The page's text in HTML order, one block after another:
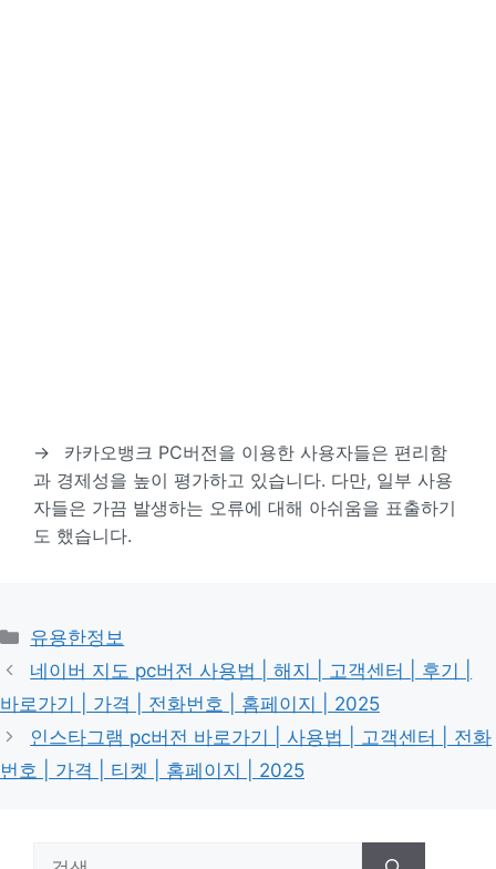
→
카카오뱅크 PC버전을 이용한 사용자들은 편리함
과 경제성을 높이 평가하고 있습니다. 다만, 일부 사용
자들은 가끔 발생하는 오류에 대해 아쉬움을 표출하기
도 했습니다.
카
테
고
리
유용한정보
네이버 지도 pc버전 사용법 | 해지 | 고객센터 | 후기 |
바로가기 | 가격 | 전화번호 | 홈페이지 | 2025
인스타그램 pc버전 바로가기 | 사용법 | 고객센터 | 전화
번호 | 가격 | 티켓 | 홈페이지 | 2025